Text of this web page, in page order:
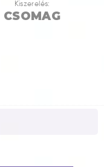
Kiszerelés:
CSOMAG